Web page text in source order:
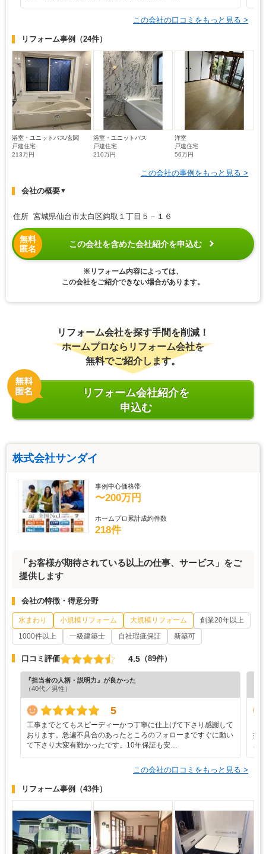
この会社の口コミをもっと見る >
リフォーム事例 （24件）
浴室・ユニットバス/玄関
戸建住宅
213万円
浴室・ユニットバス
戸建住宅
210万円
洋室
戸建住宅
56万円
この会社の事例をもっと見る >
会社の概要▼
住所 宮城県仙台市太白区鈎取１丁目５－１６
無料
匿名
この会社を含めた会社紹介を申込む
※リフォーム内容によっては、
この会社をご紹介できない場合があります。
リフォーム会社を探す手間を削減！
ホームプロならリフォーム会社を
無料でご紹介します。
リフォーム会社紹介を
申込む
株式会社サンダイ
事例中心価格帯
〜200万円
ホームプロ累計成約件数
218件
「お客様が期待されている以上の仕事、サービス」をご
提供します
会社の特徴・得意分野
水まわり 小規模リフォーム 大規模リフォーム
創業20年以上
1000件以上
一級建築士 自社瑕疵保証 新築可
口コミ評価 4.5 （89件）
『担当者の人柄・説明力』が良かった
（40代／男性）
5
工事までとてもスピーディーかつ丁寧に仕上げて下さり感謝して
おります。急遽不具合のあったところのフォローまですぐに動い
て下さり大変有難かったです。10年保証も安…
提
この会社の口コミをもっと見る >
リフォーム事例 （43件）